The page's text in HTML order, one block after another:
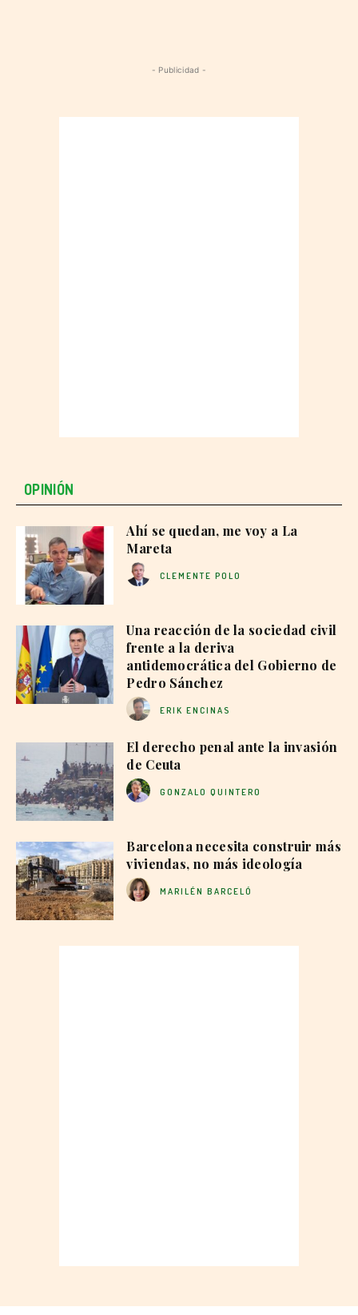
- Publicidad -
OPINIÓN
Ahí se quedan, me voy a La
Mareta
CLEMENTE POLO
Una reacción de la sociedad civil
frente a la deriva
antidemocrática del Gobierno de
Pedro Sánchez
ERIK ENCINAS
El derecho penal ante la invasión
de Ceuta
GONZALO QUINTERO
Barcelona necesita construir más
viviendas, no más ideología
MARILÉN BARCELÓ